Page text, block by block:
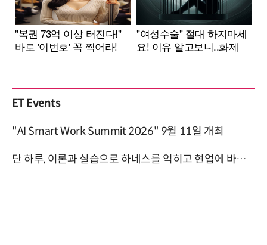
ET Events
"AI Smart Work Summit 2026" 9월 11일 개최
단 하루, 이론과 실습으로 하네스를 익히고 현업에 바로 쓰는 핸즈온 워크숍 (8/20)